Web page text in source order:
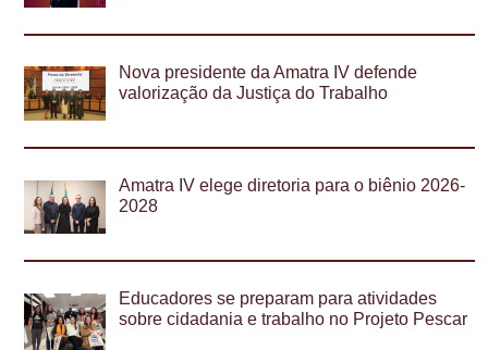
Nova presidente da Amatra IV defende
valorização da Justiça do Trabalho
Amatra IV elege diretoria para o biênio 2026-
2028
Educadores se preparam para atividades
sobre cidadania e trabalho no Projeto Pescar